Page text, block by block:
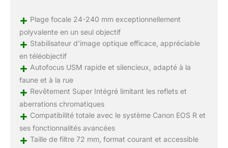
+ Plage focale 24-240 mm exceptionnellement
polyvalente en un seul objectif
+ Stabilisateur d’image optique efficace, appréciable
en téléobjectif
+ Autofocus USM rapide et silencieux, adapté à la
faune et à la rue
+ Revêtement Super Intégré limitant les reflets et
aberrations chromatiques
+ Compatibilité totale avec le système Canon EOS R et
ses fonctionnalités avancées
+ Taille de filtre 72 mm, format courant et accessible